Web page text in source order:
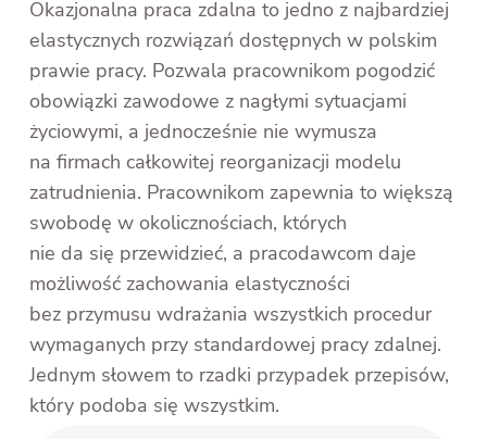
Okazjonalna praca zdalna to jedno z najbardziej
elastycznych rozwiązań dostępnych w polskim
prawie pracy. Pozwala pracownikom pogodzić
obowiązki zawodowe z nagłymi sytuacjami
życiowymi, a jednocześnie nie wymusza
na firmach całkowitej reorganizacji modelu
zatrudnienia. Pracownikom zapewnia to większą
swobodę w okolicznościach, których
nie da się przewidzieć, a pracodawcom daje
możliwość zachowania elastyczności
bez przymusu wdrażania wszystkich procedur
wymaganych przy standardowej pracy zdalnej.
Jednym słowem to rzadki przypadek przepisów,
który podoba się wszystkim.